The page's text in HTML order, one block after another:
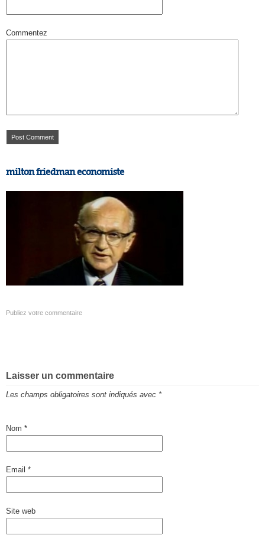
Commentez
milton friedman economiste
Publiez votre commentaire
Laisser un commentaire
Les champs obligatoires sont indiqués avec *
Nom *
Email *
Site web